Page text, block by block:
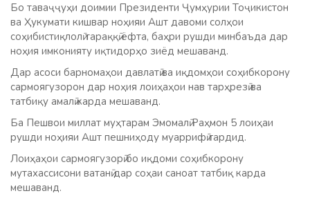
Бо таваҷҷуҳи доимии Президенти Ҷумҳурии Тоҷикистон
ва Ҳукумати кишвар ноҳияи Ашт давоми солҳои
соҳибистиқлолӣ тараққӣ ёфта, баҳри рушди минбаъда дар
ноҳия имконияту иқтидорҳо зиёд мешаванд.
Дар асоси барномаҳои давлатӣ ва иқдомҳои соҳибкорону
сармоягузорон дар ноҳия лоиҳаҳои нав тарҳрезӣ ва
татбиқу амалӣ карда мешаванд.
Ба Пешвои миллат муҳтарам Эмомалӣ Раҳмон 5 лоиҳаи
рушди ноҳияи Ашт пешниҳоду муаррифӣ гардид.
Лоиҳаҳои сармоягузорӣ бо иқдоми соҳибкорону
мутахассисони ватанӣ дар соҳаи саноат татбиқ карда
мешаванд.